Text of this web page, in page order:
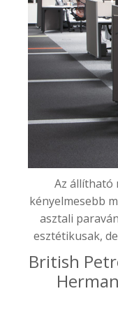
Az állítható
kényelmesebb
asztali
esztétikusak,
British